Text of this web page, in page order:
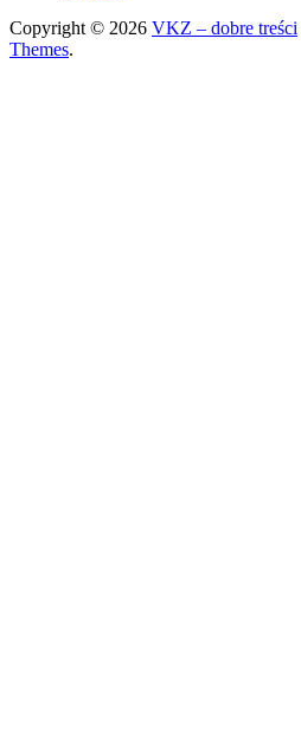
Copyright © 2026 VKZ – dobre treści
Themes.